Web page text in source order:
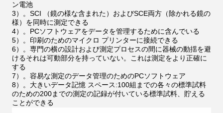
ン電池
3）。SCI （鏡の様な含まれた）およびSCE両方（除かれる鏡の
様）を同時に測定できる
4）。PCソフトウェアをデータを管理するために含んでいる
5）。印刷のためのマイクロ プリンターに接続できる
6）。専門の横の設計および測定プロセスの間に器械の動揺を避
けるそれは可動部分を持っていない。これは測定をより正確に
する
7）。容易な測定のデータ管理のためのPCソフトウェア
8）。大きいデータ記憶 スペース:100組までの各々の標準試料
のための200までの測定の記録が付いている標準試料、貯える
ことができる